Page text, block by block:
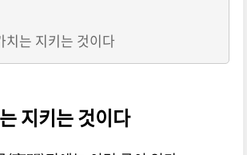
치는 지키는 것이다
지키는 것이다